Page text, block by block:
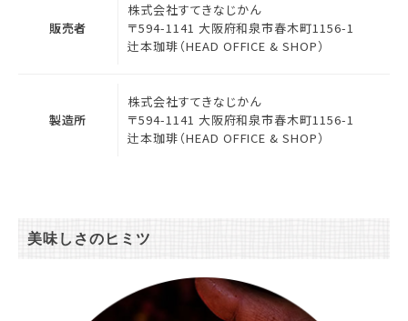
販売者
株式会社すてきなじかん
〒594-1141 大阪府和泉市春木町1156-1
辻本珈琲（HEAD OFFICE & SHOP）
製造所
株式会社すてきなじかん
〒594-1141 大阪府和泉市春木町1156-1
辻本珈琲（HEAD OFFICE & SHOP）
美味しさのヒミツ